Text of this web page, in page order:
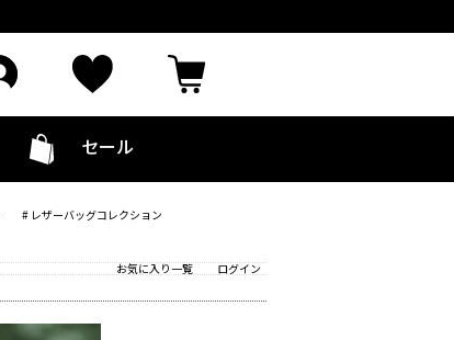
セール
# レザーバッグコレクション
お気に入り一覧 ログイン